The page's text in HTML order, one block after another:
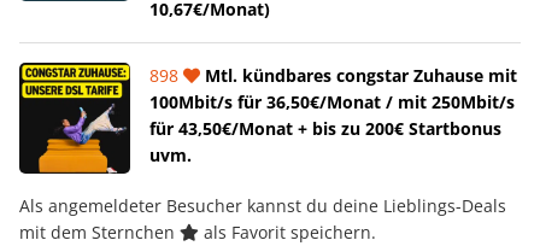
10,67€/Monat)
898
Mtl. kündbares congstar Zuhause mit
100Mbit/s für 36,50€/Monat / mit 250Mbit/s
für 43,50€/Monat + bis zu 200€ Startbonus
uvm.
Als angemeldeter Besucher kannst du deine Lieblings-Deals
mit dem Sternchen
als Favorit speichern.